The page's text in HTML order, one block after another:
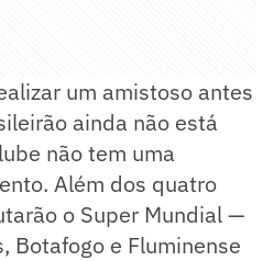
um amistoso antes
ainda não está
não tem uma
Além dos quatro
o Super Mundial —
Botafogo e Fluminense